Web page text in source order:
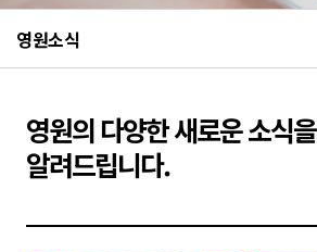
영원소식
영원의다양한 새로운 소식을
알려드립니다.